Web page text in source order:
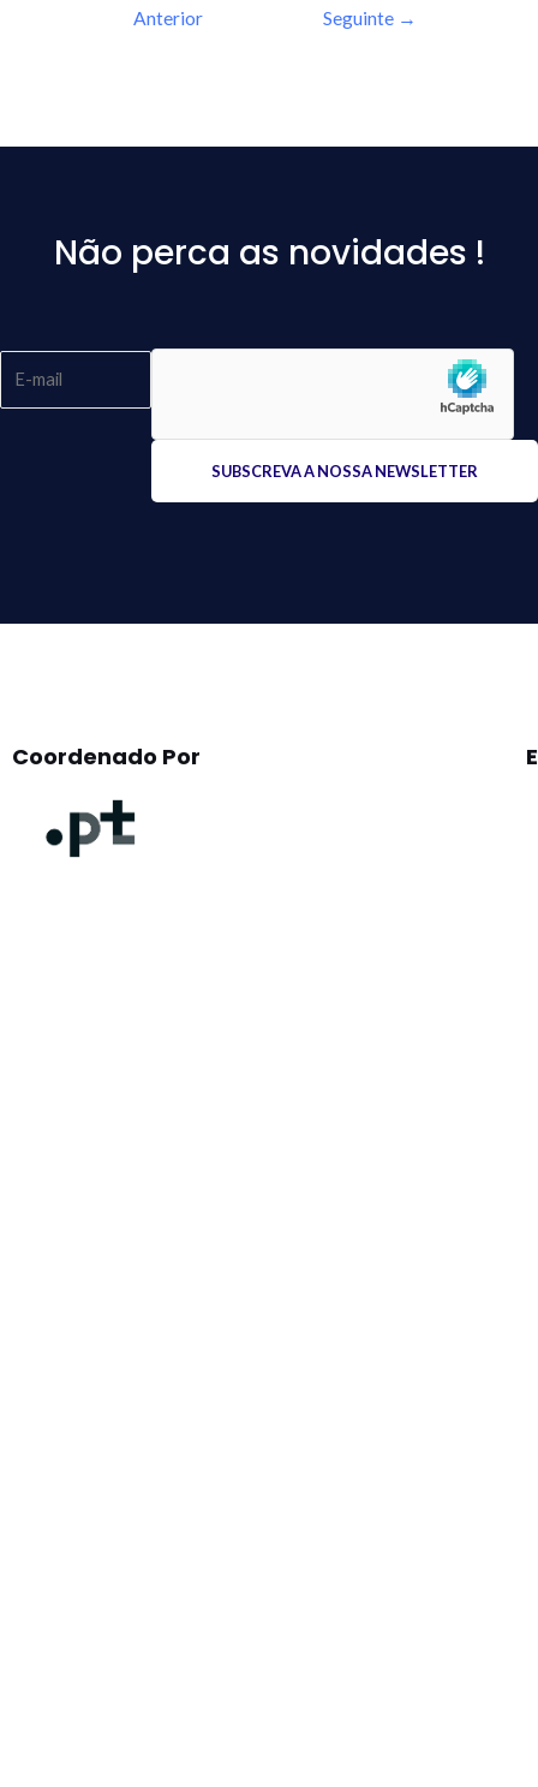
Anterior
Seguinte →
Não perca as novidades !
Coordenado Por